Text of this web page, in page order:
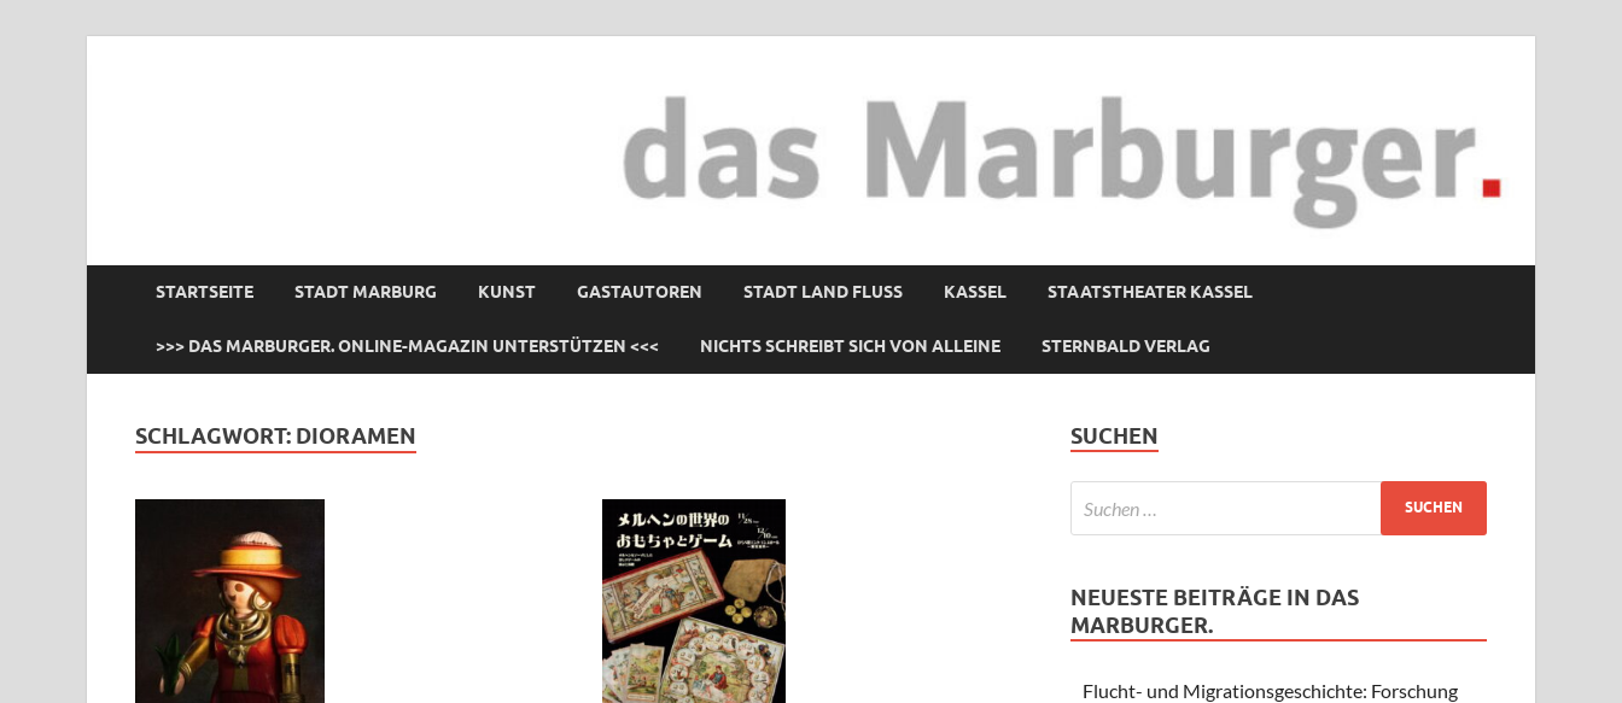
STARTSEITE STADT MARBURG KUNST GASTAUTOREN STADT LAND FLUSS KASSEL STAATSTHEATER KASSEL
>>> DAS MARBURGER. ONLINE-MAGAZIN UNTERSTÜTZEN <<< NICHTS SCHREIBT SICH VON ALLEINE STERNBALD VERLAG
SCHLAGWORT: DIORAMEN SUCHEN
NEUESTE BEITRÄGE IN DAS
MARBURGER.
Flucht- und Migrationsgeschichte: Forschung